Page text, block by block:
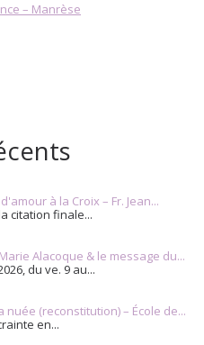
– Manrèse
à la Croix – Fr. Jean...
citation finale...
Alacoque & le message du...
du ve. 9 au...
nuée (reconstitution) – École de...
en...